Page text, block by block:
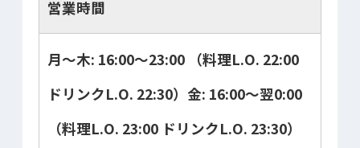
営業時間
月～木: 16:00～23:00 （料理L.O. 22:00
ドリンクL.O. 22:30）金: 16:00～翌0:00
（料理L.O. 23:00 ドリンクL.O. 23:30）